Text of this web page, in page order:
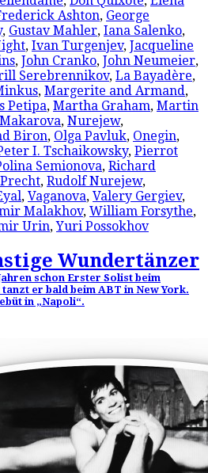
Ashton, George
, Gustav Mahler, Iana Salenko,
, Ivan Turgenjev, Jacqueline
, John Cranko, John Neumeier,
Serebrennikov, La Bayadère,
, Margerite and Armand,
Petipa, Martha Graham, Martin
, Nurejew,
Biron, Olga Pavluk, Onegin,
I. Tschaikowsky, Pierrot
Semionova, Richard
, Rudolf Nurejew,
, Vaganova, Valery Gergiev,
Malakhov, William Forsythe,
Urin,Yuri Possokhov
Wundertänzer
schon Erster Solist beim
er bald beim ABT in New York.
in „Napoli“.